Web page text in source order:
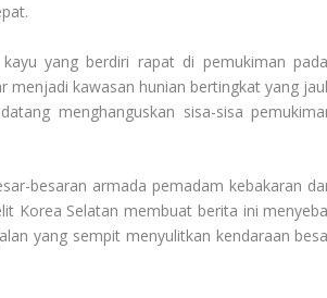
yang berdiri rapat di pemukiman
menjadi kawasan hunian bertingkat yang
menghanguskan sisa-sisa
besaran armada pemadam kebakaran
Korea Selatan membuat berita ini
yang sempit menyulitkan kendaraan